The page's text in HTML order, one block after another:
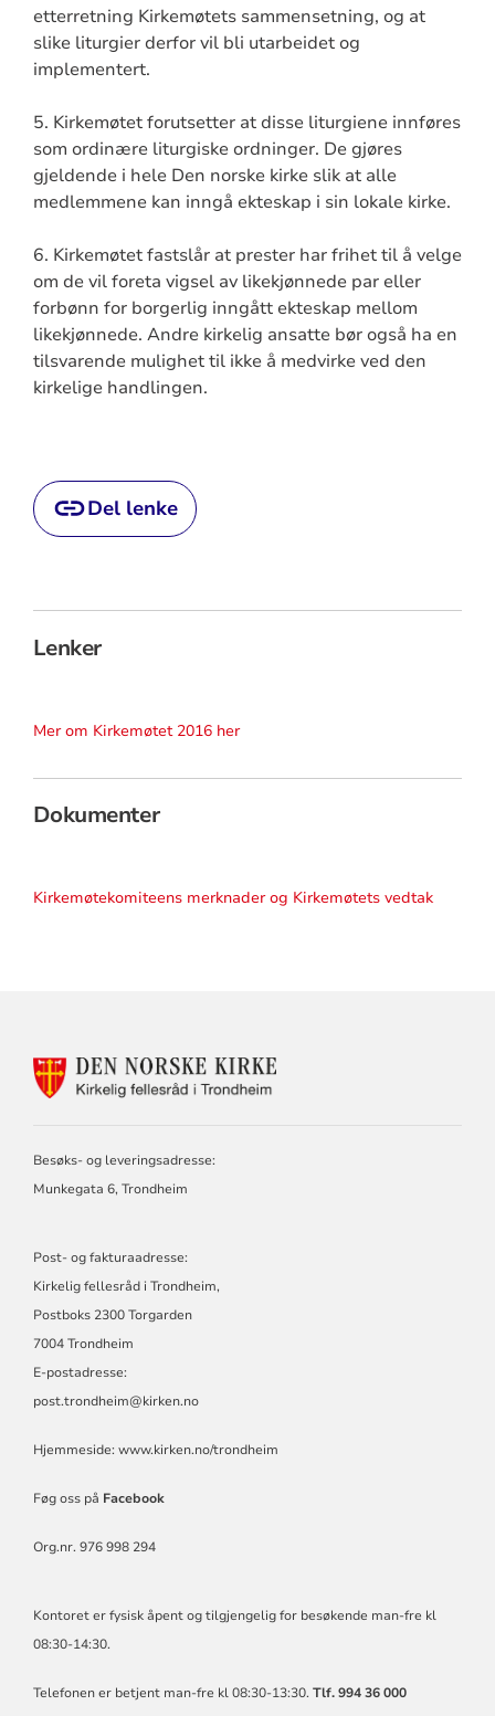
etterretning Kirkemøtets sammensetning, og at
slike liturgier derfor vil bli utarbeidet og
implementert.
5. Kirkemøtet forutsetter at disse liturgiene innføres
som ordinære liturgiske ordninger. De gjøres
gjeldende i hele Den norske kirke slik at alle
medlemmene kan inngå ekteskap i sin lokale kirke.
6. Kirkemøtet fastslår at prester har frihet til å velge
om de vil foreta vigsel av likekjønnede par eller
forbønn for borgerlig inngått ekteskap mellom
likekjønnede. Andre kirkelig ansatte bør også ha en
tilsvarende mulighet til ikke å medvirke ved den
kirkelige handlingen.
Del lenke
Lenker
Mer om Kirkemøtet 2016 her
Dokumenter
Kirkemøtekomiteens merknader og Kirkemøtets vedtak
KONTAKTINFORMASJON
Besøks- og leveringsadresse:
Munkegata 6, Trondheim
Post- og fakturaadresse:
Kirkelig fellesråd i Trondheim,
Postboks 2300 Torgarden
7004 Trondheim
E-postadresse:
post.trondheim@kirken.no
Hjemmeside: www.kirken.no/trondheim
Føg oss på Facebook
Org.nr. 976 998 294
Kontoret er fysisk åpent og tilgjengelig for besøkende man-fre kl
08:30-14:30.
Telefonen er betjent man-fre kl 08:30-13:30. Tlf. 994 36 000